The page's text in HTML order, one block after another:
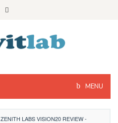
MENU
ZENITH LABS VISION20 REVIEW -